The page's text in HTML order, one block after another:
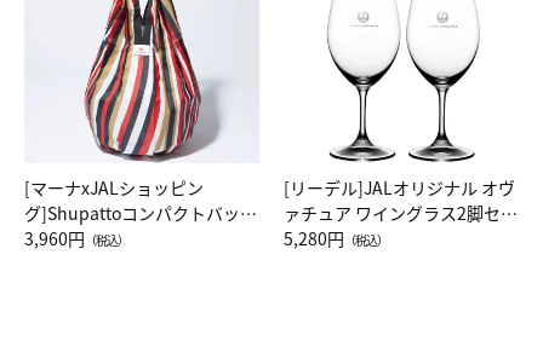
[マーナxJALショッピン
グ]Shupattoコンパクトバッグ
Drop JAL客室乗務員（LC）ス
3,960円 （税込）
[リーデル]JALオリジナル オヴ
ァチュア ワイングラス2脚セッ
ト（レッドワイン）
5,280円 （税込）